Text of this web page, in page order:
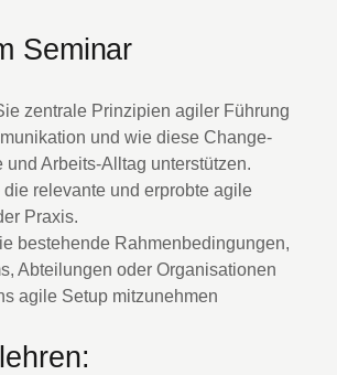
Seminar
zentrale Prinzipien agiler Führung
und wie diese Change-
und Arbeits-Alltag unterstützen.
die relevante und erprobte agile
Praxis.
bestehende Rahmenbedingungen,
Abteilungen oder Organisationen
agile Setup mitzunehmen